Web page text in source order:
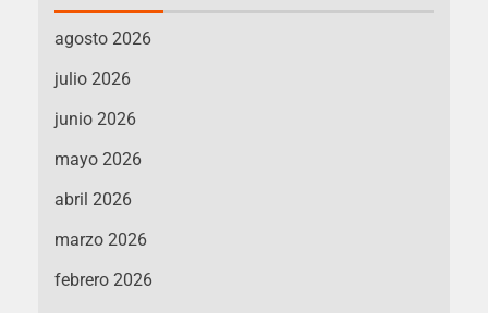
agosto 2026
julio 2026
junio 2026
mayo 2026
abril 2026
marzo 2026
febrero 2026